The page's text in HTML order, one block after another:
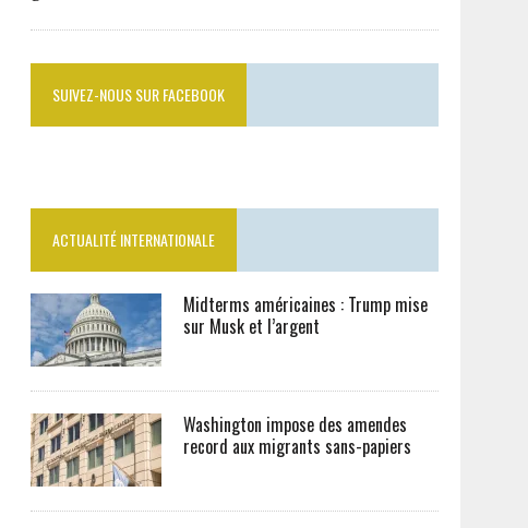
SUIVEZ-NOUS SUR FACEBOOK
ACTUALITÉ INTERNATIONALE
Midterms américaines : Trump mise
sur Musk et l’argent
Washington impose des amendes
record aux migrants sans-papiers